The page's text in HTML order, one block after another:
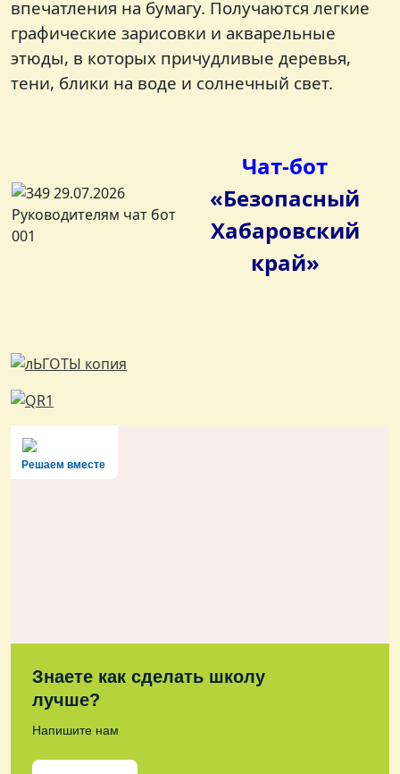
впечатления на бумагу. Получаются легкие
графические зарисовки и акварельные
этюды, в которых причудливые деревья,
тени, блики на воде и солнечный свет.
Чат-бот
«Безопасный
Хабаровский
край»
Решаем вместе
Знаете как сделать школу
лучше?
Напишите нам